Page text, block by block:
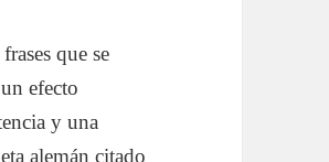
que se
efecto
y una
alemán citado